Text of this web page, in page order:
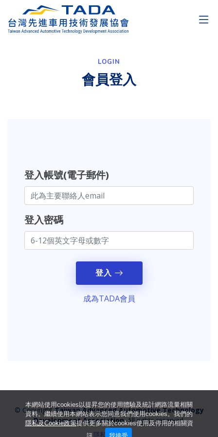
LOGIN
會員登入
登入帳號(電子郵件)
登入密碼
登入
成為TADA會員
本網站使用cookies以提昇您的使用體驗及統計網路流量相關
資料。繼續使用本網站表示您同意我們使用cookies。我們的
隱私及Cookie政策提供更多關於cookies使用及停用的相關資
© CopyrightTaiwan Advanced Automotive Technology
Development Association. All rights reserved.
隱私權政策